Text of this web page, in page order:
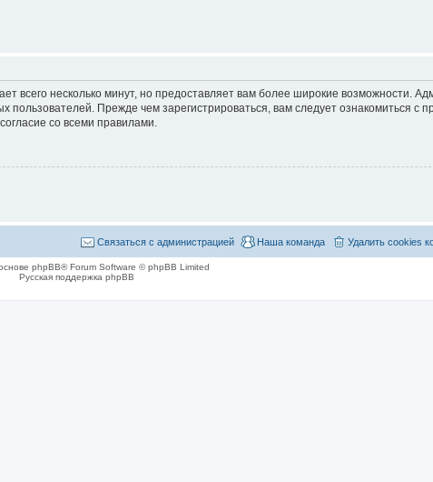
всего несколько минут, но предоставляет вам более широкие возможности.
Прежде чем зарегистрироваться, вам следует ознакомиться с
со всеми правилами.
Удалить cookies
Наша команда
Связаться с администрацией
phpBB® Forum Software © phpBB Limited
Русская поддержка phpBB